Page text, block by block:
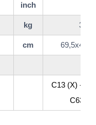
inch
kg 38
cm
C13 (X) -
C63(X)